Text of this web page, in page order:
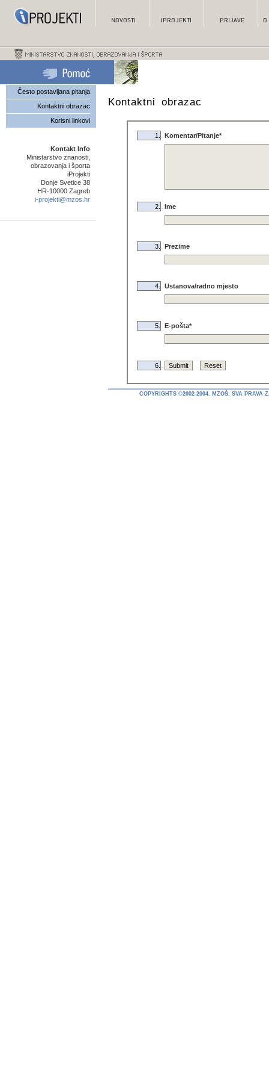
Često postavljana pitanja
Kontaktni obrazac
Korisni linkovi
Kontakt Info
Ministarstvo znanosti,
obrazovanja i športa
iProjekti
Donje Svetice 38
HR-10000 Zagreb
i-projekti@mzos.hr
Kontaktni obrazac
1. Komentar/Pitanje*
2. Ime
3. Prezime
4. Ustanova/radno mjesto
5. E-pošta*
6.
COPYRIGHTS ©2002-2004. MZOŠ. SVA PRAVA